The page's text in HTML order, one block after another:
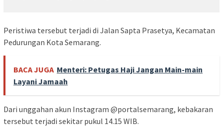
Peristiwa tersebut terjadi di Jalan Sapta Prasetya, Kecamatan
Pedurungan Kota Semarang.
BACA JUGA Menteri: Petugas Haji Jangan Main-main
Layani Jamaah
Dari unggahan akun Instagram @portalsemarang, kebakaran
tersebut terjadi sekitar pukul 14.15 WIB.